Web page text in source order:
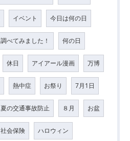
イベント 今日は何の日
調べてみました！ 何の日
休日 アイアール漫画 万博
熱中症 お祭り 7月1日
夏の交通事故防止 ８月 お盆
社会保険 ハロウィン